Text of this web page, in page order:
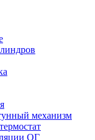
механизм
ОГ